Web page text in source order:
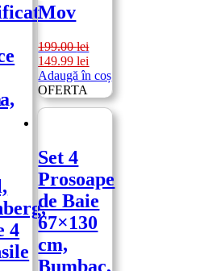
4
Mov
199.00lei
Prețul
inițial
a
fost:
149.99lei
curent
149.99 lei.
Adaugă în coș
OFERTA
Set 4
Prosoape
de Baie
67×130
cm,
Bumbac,